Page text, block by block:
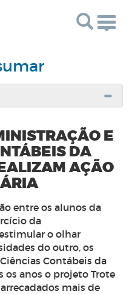
E
DA
AÇÃO
entre os alunos da
da
o olhar
do outro, os
Contábeis da
os anos o projeto Trote
mais de